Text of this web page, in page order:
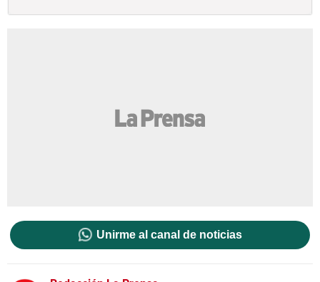
Unirme al canal de noticias